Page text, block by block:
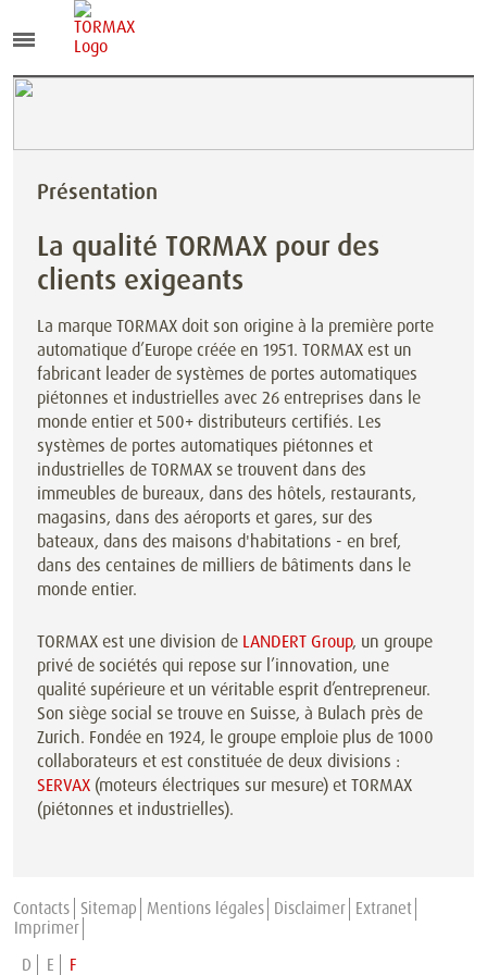
Présentation
La qualité TORMAX pour des
clients exigeants
La marque TORMAX doit son origine à la première porte
automatique d’Europe créée en 1951. TORMAX est un
fabricant leader de systèmes de portes automatiques
piétonnes et industrielles avec 26 entreprises dans le
monde entier et 500+ distributeurs certifiés. Les
systèmes de portes automatiques piétonnes et
industrielles de TORMAX se trouvent dans des
immeubles de bureaux, dans des hôtels, restaurants,
magasins, dans des aéroports et gares, sur des
bateaux, dans des maisons d'habitations - en bref,
dans des centaines de milliers de bâtiments dans le
monde entier.
TORMAX est une division de LANDERT Group, un groupe
privé de sociétés qui repose sur l’innovation, une
qualité supérieure et un véritable esprit d’entrepreneur.
Son siège social se trouve en Suisse, à Bulach près de
Zurich. Fondée en 1924, le groupe emploie plus de 1000
collaborateurs et est constituée de deux divisions :
SERVAX (moteurs électriques sur mesure) et TORMAX
(piétonnes et industrielles).
Contacts Sitemap Mentions légales Disclaimer Extranet
Imprimer
D
E F